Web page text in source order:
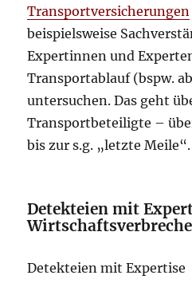
Transportversicherungen
beispielsweise
Expertinnen und
Transportablauf (bspw.
untersuchen. Das geht
Transportbeteiligte –
bis zur s.g. „letzte Meile“.
Detekteien mit
Detekteien mit Expertise